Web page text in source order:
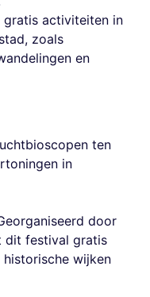
gratis activiteiten in
zoals
en
ten
in
door
dit festival gratis
wijken